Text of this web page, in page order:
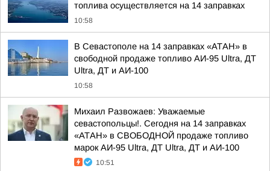
топлива осуществляется на 14 заправках
10:58
В Севастополе на 14 заправках «АТАН» в
свободной продаже топливо АИ-95 Ultra, ДТ
Ultra, ДТ и АИ-100
10:58
Михаил Развожаев: Уважаемые
севастопольцы!. Сегодня на 14 заправках
«АТАН» в СВОБОДНОЙ продаже топливо
марок АИ-95 Ultra, ДТ Ultra, ДТ и АИ-100
10:51